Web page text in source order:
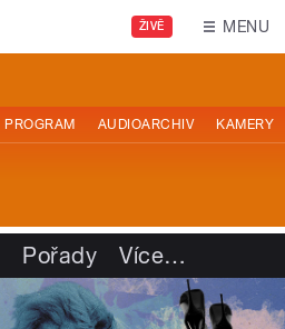
ŽIVĚ MENU
PROGRAM AUDIOARCHIV KAMERY
Pořady Více…